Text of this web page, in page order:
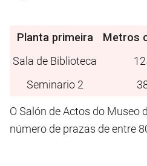
Planta primeira
Metros
Sala de Biblioteca
Seminario 2
O Salón de Actos do Museo
número de prazas de entre